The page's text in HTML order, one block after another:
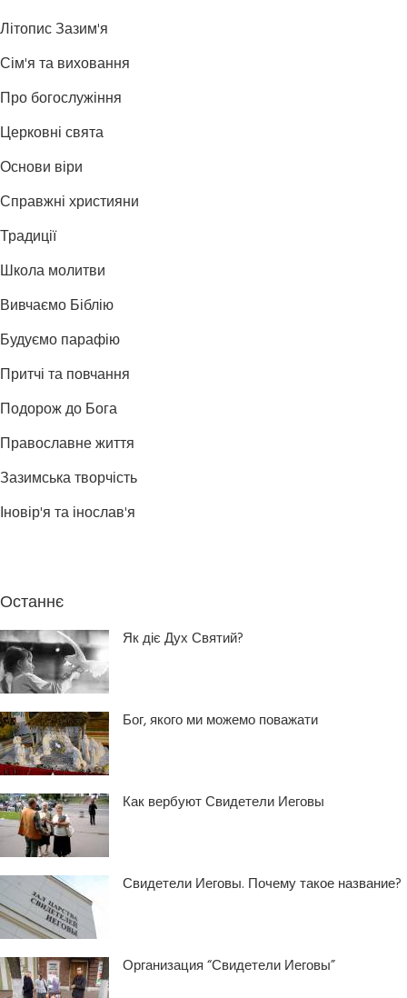
Літопис Зазим'я
Сім'я та виховання
Про богослужіння
Церковні свята
Основи віри
Справжні християни
Традиції
Школа молитви
Вивчаємо Біблію
Будуємо парафію
Притчі та повчання
Подорож до Бога
Православне життя
Зазимська творчість
Іновір'я та інослав'я
Останнє
Як діє Дух Святий?
Бог, якого ми можемо поважати
Как вербуют Свидетели Иеговы
Свидетели Иеговы. Почему такое название?
Организация “Свидетели Иеговы”